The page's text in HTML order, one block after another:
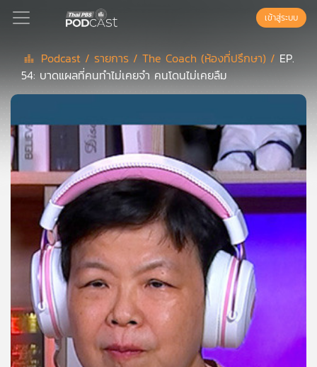
Podcast
เพล
ย์
ลิ
สต์
แนะนำ
เพล
ย์
ของ
คุณ
เข้าสู่ระบบ
Podcast / รายการ /The Coach (ห้องที่ปรึกษา) / EP.
54: บาดแผลที่คนทำไม่เคยจำ คนโดนไม่เคยลืม